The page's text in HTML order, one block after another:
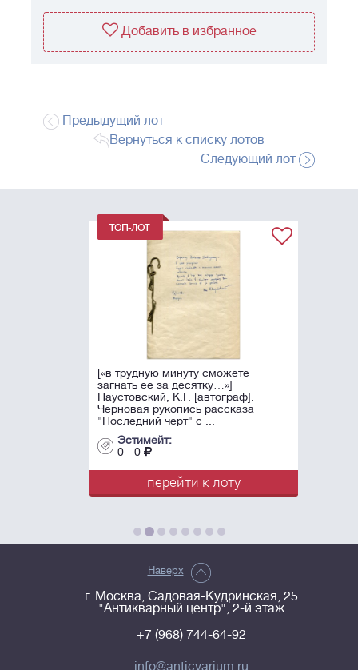
Добавить в избранное
Предыдущий лот
Вернуться к списку лотов
Следующий лот
[«в трудную минуту сможете
загнать ее за десятку…»]
Паустовский, К.Г. [автограф].
Черновая рукопись рассказа
"Последний черт" с ...
Эстимейт:
0 - 0
перейти к лоту
Наверх
г. Москва, Садовая-Кудринская, 25
"Антикварный центр", 2-й этаж
+7 (968) 744-64-92
info@anticvarium.ru